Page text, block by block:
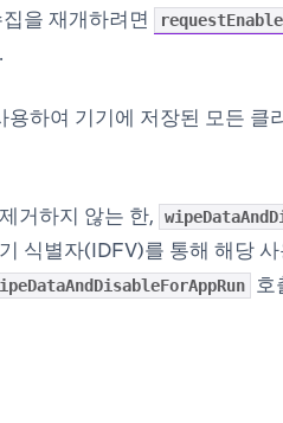
을 재개하려면
tab)
용하여 기기에 저장된 모든 클
거하지 않는 한,
식별자(IDFV)를 통해 해당
호